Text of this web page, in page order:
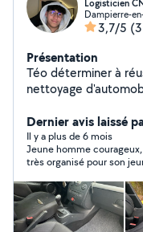
Logisticien
Dampierre-
3,7/5
Présentation
Téo déterminer à
nettoyage
Dernier avis laissé
Il y a plus de 6 mois
Jeune homme
très organisé pour son